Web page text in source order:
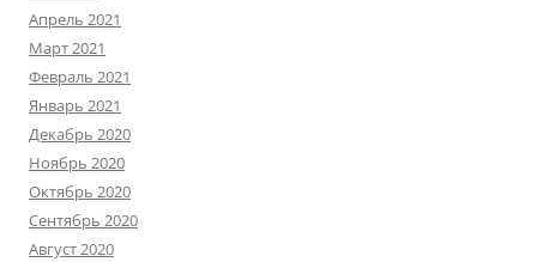
Апрель 2021
Март 2021
Февраль 2021
Январь 2021
Декабрь 2020
Ноябрь 2020
Октябрь 2020
Сентябрь 2020
Август 2020